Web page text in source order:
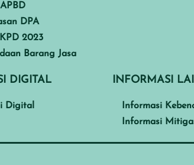
DPA
2023
Barang Jasa
DIGITAL
Digital
INFORMASI
Informasi
Informasi